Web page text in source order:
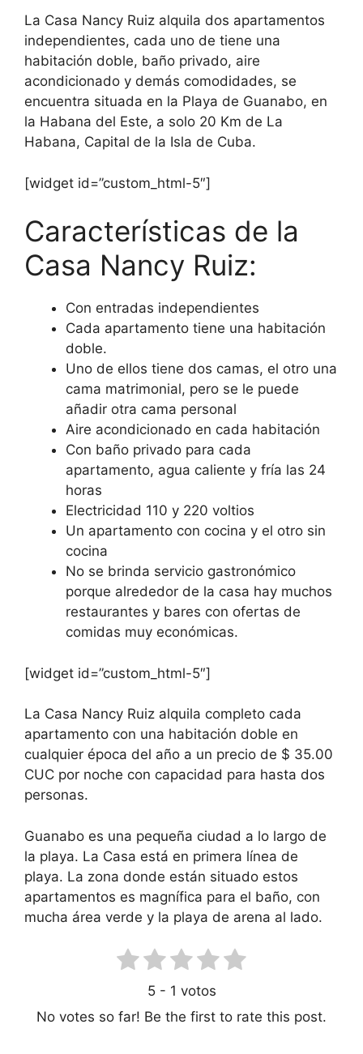
La Casa Nancy Ruiz alquila dos apartamentos
independientes, cada uno de tiene una
habitación doble, baño privado, aire
acondicionado y demás comodidades, se
encuentra situada en la Playa de Guanabo, en
la Habana del Este, a solo 20 Km de La
Habana, Capital de la Isla de Cuba.
[widget id=”custom_html-5″]
Características de la
Casa Nancy Ruiz:
Con entradas independientes
Cada apartamento tiene una habitación
doble.
Uno de ellos tiene dos camas, el otro una
cama matrimonial, pero se le puede
añadir otra cama personal
Aire acondicionado en cada habitación
Con baño privado para cada
apartamento, agua caliente y fría las 24
horas
Electricidad 110 y 220 voltios
Un apartamento con cocina y el otro sin
cocina
No se brinda servicio gastronómico
porque alrededor de la casa hay muchos
restaurantes y bares con ofertas de
comidas muy económicas.
[widget id=”custom_html-5″]
La Casa Nancy Ruiz alquila completo cada
apartamento con una habitación doble en
cualquier época del año a un precio de $ 35.00
CUC por noche con capacidad para hasta dos
personas.
Guanabo es una pequeña ciudad a lo largo de
la playa. La Casa está en primera línea de
playa. La zona donde están situado estos
apartamentos es magnífica para el baño, con
mucha área verde y la playa de arena al lado.
5- 1 votos
No votes so far! Be the first to rate this post.